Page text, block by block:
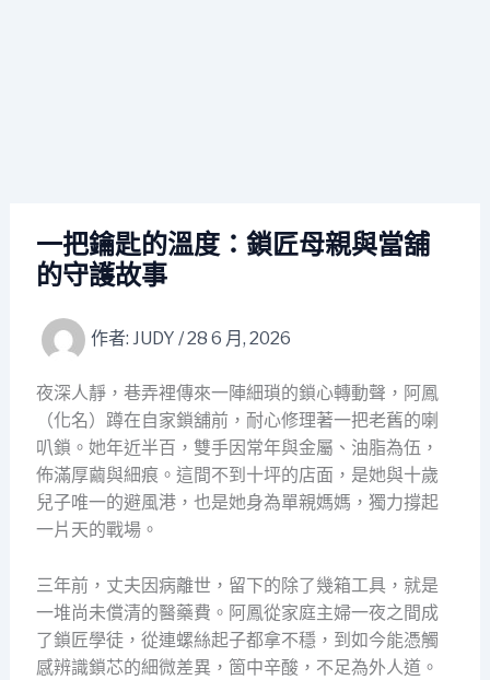
一把鑰匙的溫度：鎖匠母親與當舖
的守護故事
作者: JUDY /28 6 月, 2026
夜深人靜，巷弄裡傳來一陣細瑣的鎖心轉動聲，阿鳳
（化名）蹲在自家鎖舖前，耐心修理著一把老舊的喇
叭鎖。她年近半百，雙手因常年與金屬、油脂為伍，
佈滿厚繭與細痕。這間不到十坪的店面，是她與十歲
兒子唯一的避風港，也是她身為單親媽媽，獨力撐起
一片天的戰場。
三年前，丈夫因病離世，留下的除了幾箱工具，就是
一堆尚未償清的醫藥費。阿鳳從家庭主婦一夜之間成
了鎖匠學徒，從連螺絲起子都拿不穩，到如今能憑觸
感辨識鎖芯的細微差異，箇中辛酸，不足為外人道。